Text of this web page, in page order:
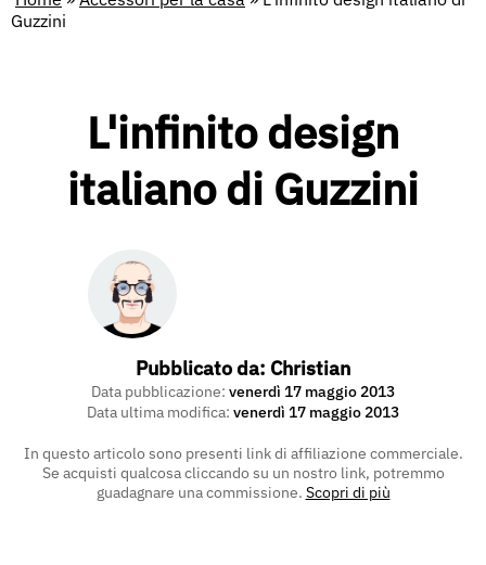
Guzzini
L'infinito design
italiano di Guzzini
Pubblicato da: Christian
Data pubblicazione: venerdì 17 maggio 2013
Data ultima modifica: venerdì 17 maggio 2013
In questo articolo sono presenti link di affiliazione commerciale.
Se acquisti qualcosa cliccando su un nostro link, potremmo
guadagnare una commissione. Scopri di più